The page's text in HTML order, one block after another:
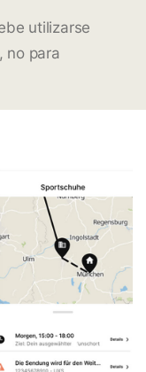
utilizarse
no para